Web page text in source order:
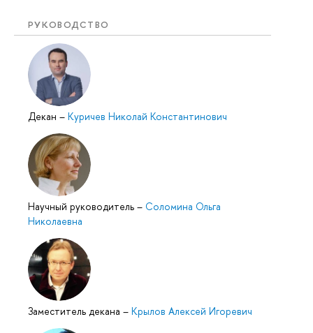
РУКОВОДСТВО
Декан – Куричев Николай Константинович
Научный руководитель – Соломина Ольга
Николаевна
Заместитель декана – Крылов Алексей Игоревич